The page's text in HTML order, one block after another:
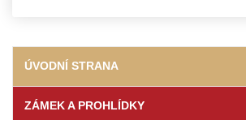
ÚVODNÍ STRANA
ZÁMEK A PROHLÍDKY